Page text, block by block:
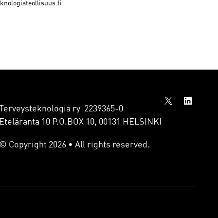
Terveysteknologia ry 2239365-0
Eteläranta 10 P.O.BOX 10, 00131 HELSINKI
© Copyright 2026 • All rights reserved.